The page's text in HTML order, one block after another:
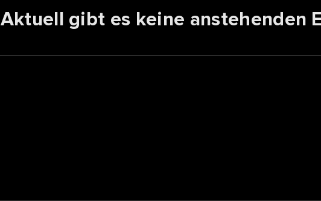
Aktuell gibt es keine anstehenden